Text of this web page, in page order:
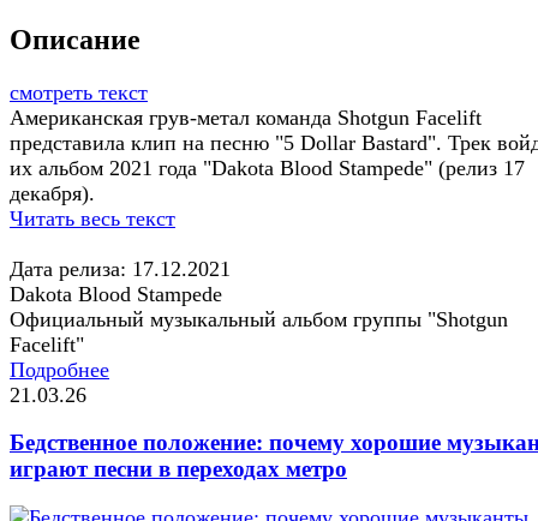
Описание
смотреть текст
Американская грув-метал команда Shotgun Facelift
представила клип на песню "5 Dollar Bastard". Трек
их альбом 2021 года "Dakota Blood Stampede" (релиз 17
декабря).
Читать весь текст
Дата релиза: 17.12.2021
Dakota Blood Stampede
Официальный музыкальный альбом группы "Shotgun
Facelift"
Подробнее
21.03.26
Бедственное положение: почему хорошие
играют песни в переходах метро